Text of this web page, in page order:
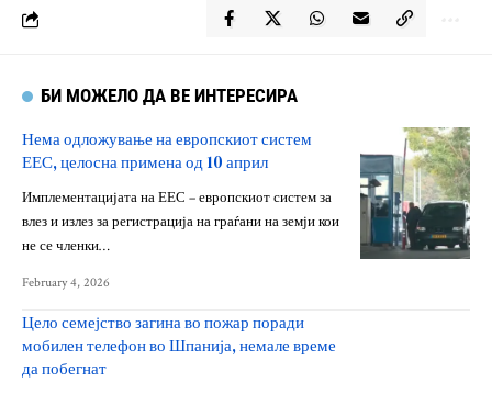
БИ МОЖЕЛО ДА ВЕ ИНТЕРЕСИРА
Нема одложување на европскиот систем
ЕЕС, целосна примена од 10 април
Имплементацијата на ЕЕС – европскиот систем за
влез и излез за регистрација на граѓани на земји кои
не се членки…
February 4, 2026
Цело семејство загина во пожар поради
мобилен телефон во Шпанија, немале време
да побегнат